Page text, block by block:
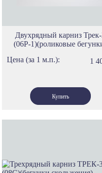
Двухрядный карниз
(06Р-1)(роликовые
Цена (за 1 м.п.):
1